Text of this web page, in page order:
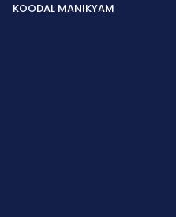
KOODAL MANIKYAM